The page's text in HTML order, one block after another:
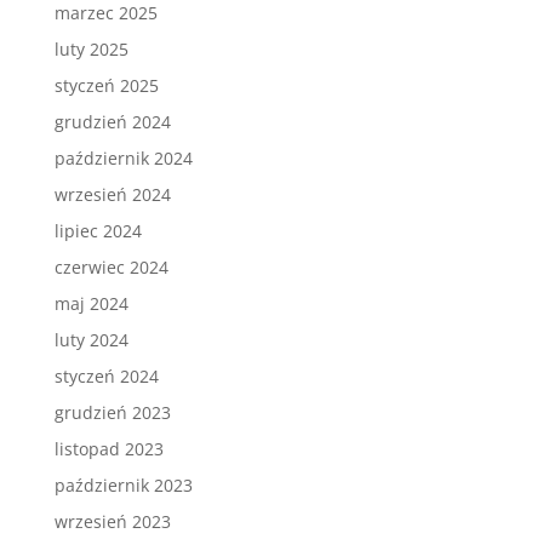
marzec 2025
luty 2025
styczeń 2025
grudzień 2024
październik 2024
wrzesień 2024
lipiec 2024
czerwiec 2024
maj 2024
luty 2024
styczeń 2024
grudzień 2023
listopad 2023
październik 2023
wrzesień 2023